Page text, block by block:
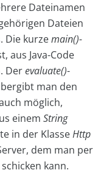
Dateinamen
Dateien
Die kurzemain()-
aus Java-Code
Derevaluate()-
man den
möglich,
einem String
in der KlasseHttp
dem man per
kann.